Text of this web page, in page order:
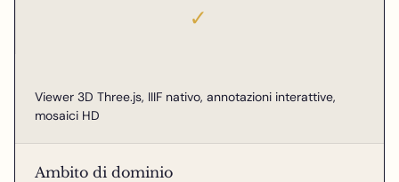
✓
Viewer 3D Three.js, IIIF nativo, annotazioni interattive,
mosaici HD
Ambito di dominio